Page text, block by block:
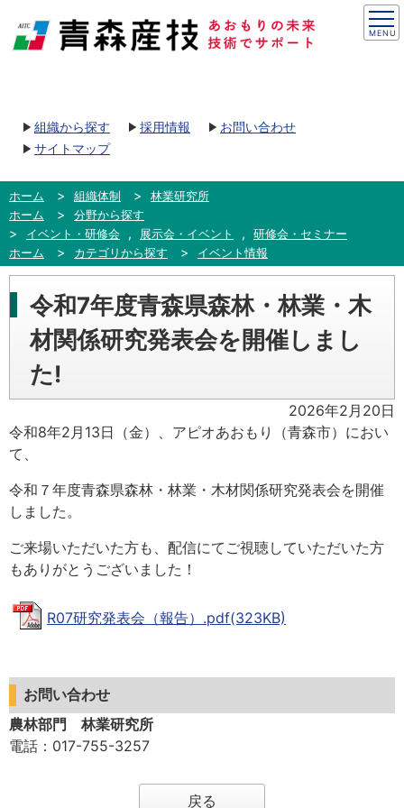
組織から探す 採用情報
お問い合わせ
サイトマップ
ホーム 組織体制
林業研究所
ホーム
分野から探す
イベント・研修会
, 展示会・イベント ,
研修会・セミナー
ホーム
カテゴリから探す イベント情報
令和7年度⻘森県森林・林業・⽊
材関係研究発表会を開催しまし
た!
2026年2月20日
令和8年2月13日（金）、アピオあおもり（青森市）におい
て、
令和７年度⻘森県森林・林業・⽊材関係研究発表会を開催
しました。
ご来場いただいた方も、配信にてご視聴していただいた方
もありがとうございました！
R07研究発表会（報告）.pdf(323KB)
お問い合わせ
農林部門 林業研究所
電話 ：017-755-3257
戻る